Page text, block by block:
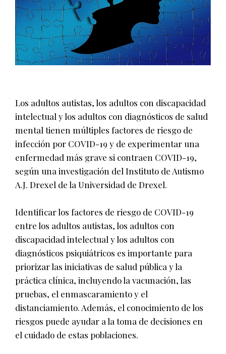
Los adultos autistas, los adultos con discapacidad
intelectual y los adultos con diagnósticos de salud
mental tienen múltiples factores de riesgo de
infección por COVID-19 y de experimentar una
enfermedad más grave si contraen COVID-19,
según una investigación del Instituto de Autismo
A.J. Drexel de la Universidad de Drexel.
Identificar los factores de riesgo de COVID-19
entre los adultos autistas, los adultos con
discapacidad intelectual y los adultos con
diagnósticos psiquiátricos es importante para
priorizar las iniciativas de salud pública y la
práctica clínica, incluyendo la vacunación, las
pruebas, el enmascaramiento y el
distanciamiento. Además, el conocimiento de los
riesgos puede ayudar a la toma de decisiones en
el cuidado de estas poblaciones.